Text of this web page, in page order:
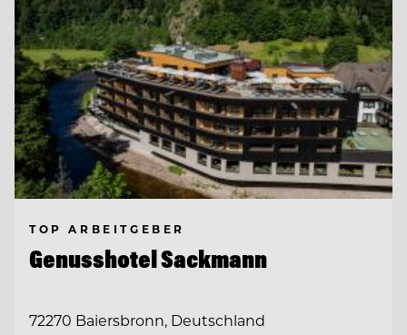
TOP ARBEITGEBER
Genusshotel Sackmann
72270 Baiersbronn, Deutschland